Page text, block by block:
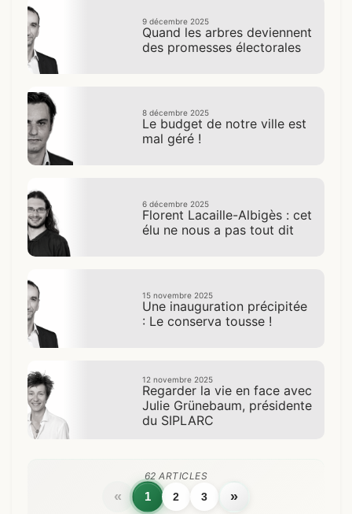
9 décembre 2025
Quand les arbres deviennent
des promesses électorales
8 décembre 2025
Le budget de notre ville est
mal géré !
6 décembre 2025
Florent Lacaille-Albigès : cet
élu ne nous a pas tout dit
15 novembre 2025
Une inauguration précipitée
: Le conserva tousse !
12 novembre 2025
Regarder la vie en face avec
Julie Grünebaum, présidente
du SIPLARC
62 ARTICLES
« 1 2 3 »